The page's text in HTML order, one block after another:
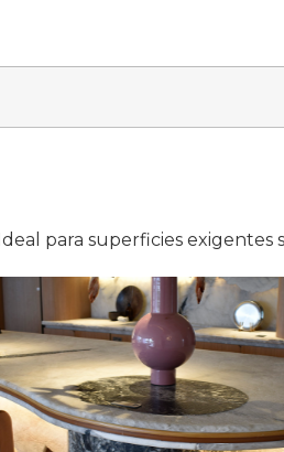
para superficies exigentes